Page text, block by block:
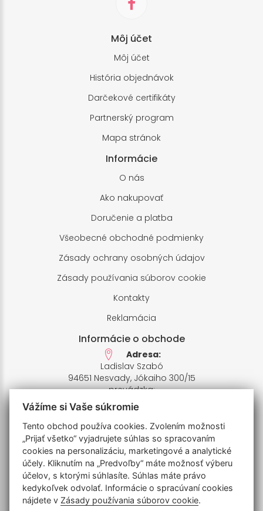
Môj účet
Môj účet
História objednávok
Darčekové certifikáty
Partnerský program
Mapa stránok
Informácie
O nás
Ako nakupovať
Doručenie a platba
Všeobecné obchodné podmienky
Zásady ochrany osobných údajov
Zásady používania súborov cookie
Kontakty
Reklamácia
Informácie o obchode
Adresa:
Ladislav Szabó
94651 Nesvady, Jókaiho 300/15
prevádzka:
94651 Nesvady,Farské pole 1
IČO: 33658412,
IČ DPH: SK1020426935
Bankový účet:
SK7811110000006770201009
IBAN: UNCRSKBX
Telefóny:
+421905352298 , +421940500777
Vážíme si Vaše súkromie
Tento obchod používa cookies. Zvolením možnosti
„Prijať všetko“ vyjadrujete súhlas so spracovaním
cookies na personalizáciu, marketingové a analytické
účely. Kliknutím na „Predvoľby“ máte možnosť výberu
účelov, s ktorými súhlasíte. Súhlas máte právo
kedykoľvek odvolať. Informácie o spracúvaní cookies
nájdete v Zásady používania súborov cookie.